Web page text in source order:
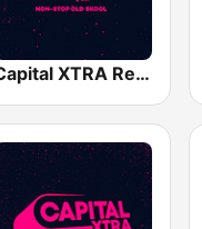
Capital XTRA Reloaded